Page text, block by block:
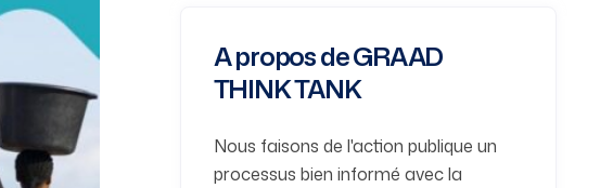
A propos de GRAAD
THINK TANK
Nous faisons de l'action publique un
processus bien informé avec la